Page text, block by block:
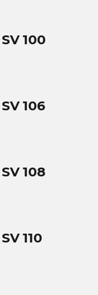
100
106
108
110